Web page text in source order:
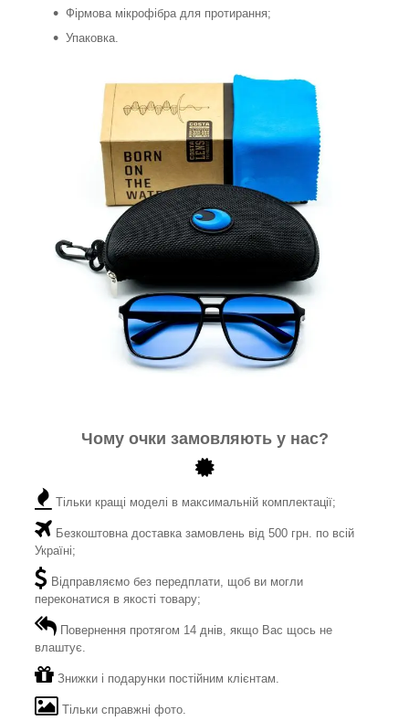
Фірмова мікрофібра для протирання;
Упаковка.
Чому очки замовляють у нас?
Тільки кращі моделі в максимальній комплектації;
Безкоштовна доставка замовлень від 500 грн. по всій
Україні;
Відправляємо без передплати, щоб ви могли
переконатися в якості товару;
Повернення протягом 14 днів, якщо Вас щось не
влаштує.
Знижки і подарунки постійним клієнтам.
Тільки справжні фото.